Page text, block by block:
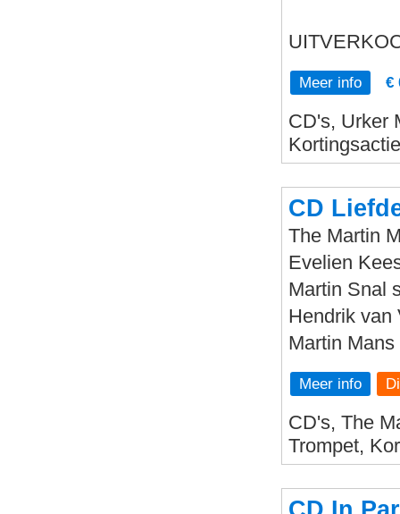
Meer info €
CD's, Urker
CD
The Martin
Evelien
Martin Snal
Hendrik van
Martin
Meer info
CD's, The
Trompet,